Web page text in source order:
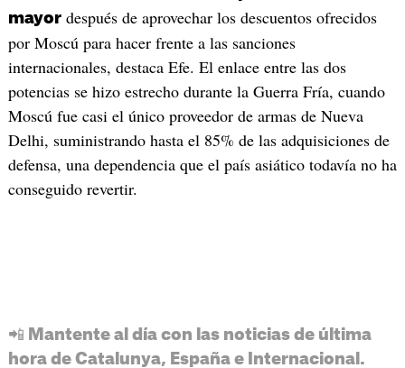
mayordespués de aprovechar los descuentos ofrecidos
por Moscú para hacer frente a las sanciones
internacionales, destaca Efe. El enlace entre las dos
potencias se hizo estrecho durante la Guerra Fría, cuando
Moscú fue casi el único proveedor de armas de Nueva
Delhi, suministrando hasta el 85% de las adquisiciones de
defensa, una dependencia que el país asiático todavía no ha
conseguido revertir.
📲 Mantente al día con las noticias de última
hora de Catalunya, España e Internacional.